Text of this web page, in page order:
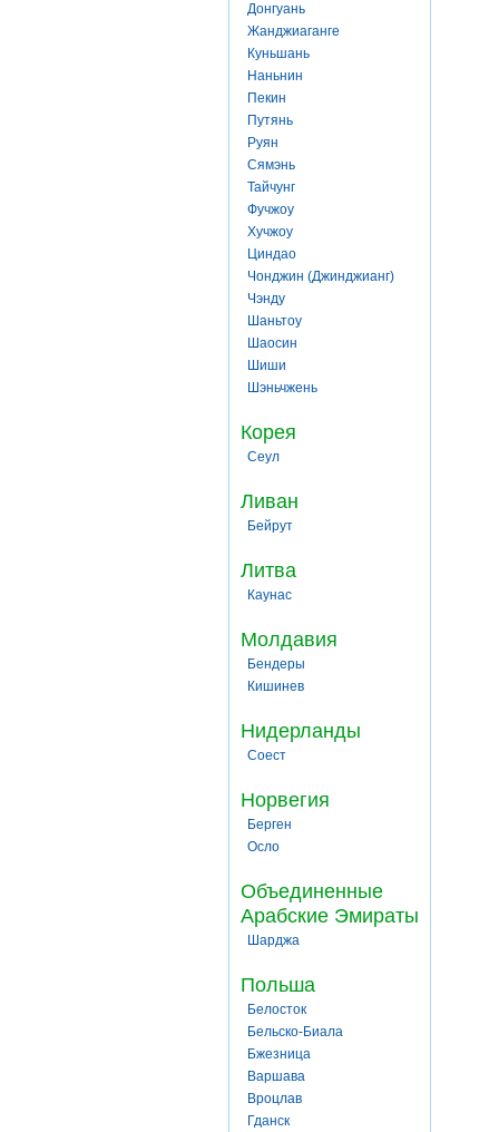
Донгуань
Жанджиаганге
Куньшань
Наньнин
Пекин
Путянь
Руян
Сямэнь
Тайчунг
Фучжоу
Хучжоу
Циндао
Чонджин (Джинджианг)
Чэнду
Шаньтоу
Шаосин
Шиши
Шэньчжень
Корея
Сеул
Ливан
Бейрут
Литва
Каунас
Молдавия
Бендеры
Кишинев
Нидерланды
Соест
Норвегия
Берген
Осло
Объединенные
Арабские Эмираты
Шарджа
Польша
Белосток
Бельско-Биала
Бжезница
Варшава
Вроцлав
Гданск